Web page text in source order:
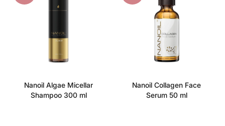
Nanoil Algae Micellar
Shampoo 300 ml
Nanoil Collagen Face
Serum 50 ml